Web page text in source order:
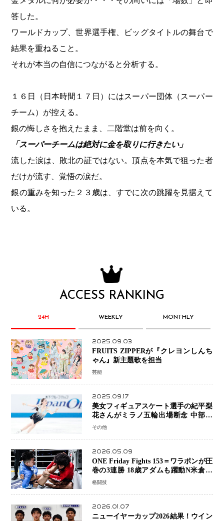
答した。
ワールドカップ、世界選手権、ビッグタイトルの舞台で
結果を重ねること。
それが本当の自信につながると分析する。
１６日（日本時間１７日）にはスーパー団体（スーパー
チーム）が控える。
銀の悔しさを抱えたまま、二階堂は前を向く。
「スーパーチームは絶対に金を取りに行きたい」
流した涙は、敗北の証ではない。頂点を本気で狙った者
だけが流す、覚悟の涙だ。
銀の重みを知った２３歳は、すでに次の跳躍を見据えて
いる。
ACCESS RANKING
24H WEEKLY MONTHLY
2025.09.03
FRUITS ZIPPERが『クレヨンしんち
ゃん』新主題歌を担当
芸能
2025.09.17
美女フィギュアスケート選手の紀平梨
花さんがミラノ五輪出場断念 中部選
手権欠場を発表「安全最優先の判断」
その他
2026.05.09
ONE Friday Fights 153＝ワラポンが圧
巻の3連勝 18歳アダムも躍動N米倉大
貴選手は悲願のONE初勝利
格闘技
2026.01.07
ニューイヤーカップ2026結果！ウイン